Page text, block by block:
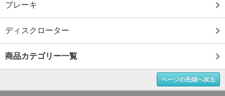
ブレーキ
ディスクローター
商品カテゴリー一覧
ページの先頭へ戻る